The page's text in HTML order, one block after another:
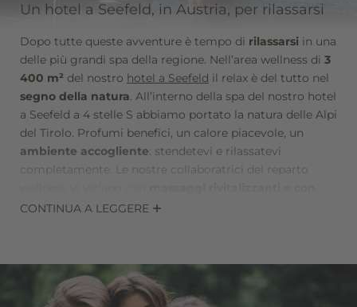
alpini!
SCOPRI DI PIÙ
Un hotel a Seefeld, in Austria, per rilassarsi
Dopo tutte queste avventure è tempo di rilassarsi in una
delle più grandi spa della regione. Nell’area wellness di 3
400 m² del nostro hotel a Seefeld il relax è del tutto nel
segno della natura. All’interno della spa del nostro hotel
a Seefeld a 4 stelle S abbiamo portato la natura delle Alpi
del Tirolo. Profumi benefici, un calore piacevole, un
ambiente accogliente: stendetevi e rilassatevi
completamente. Le nostre collaboratrici del reparto
trattamenti rilassanti, adatti alle vostre esigenze
sala fitness
, così come un prato per sdraiarsi in
estate, il Bistro e molto altro ancora!
CONTINUA A LEGGERE